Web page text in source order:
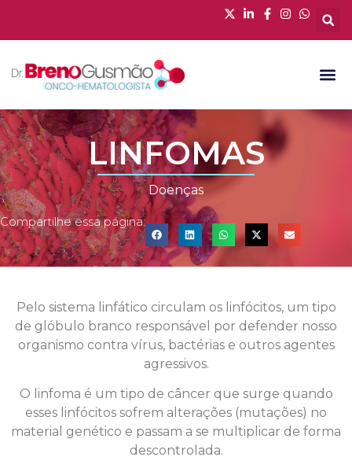
LINFOMAS
Doenças
Compartilhe essa página:
Pelo sistema linfático circulam os linfócitos, um tipo
de glóbulo branco responsável por defender nosso
organismo contra vírus, bactérias e outros agentes
agressivos.
O linfoma é um tipo de câncer que surge quando
esses linfócitos sofrem alterações (mutações) no
material genético e passam a se multiplicar de forma
descontrolada.